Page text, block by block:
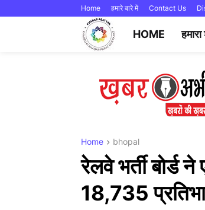
Home हमारे बारे में Contact Us
HOME
Home bhopal
रेलवे भर्ती बोर्ड ने
18,735